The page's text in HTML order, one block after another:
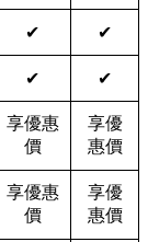
✔ ✔
✔ ✔
享優惠
價
享優
惠價
享優惠
價
享優
惠價